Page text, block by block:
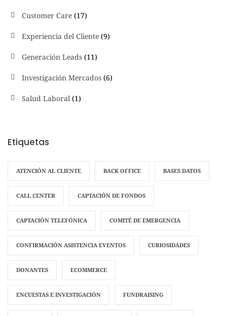
Customer Care (17)
Experiencia del Cliente (9)
Generación Leads (11)
Investigación Mercados (6)
Salud Laboral (1)
Etiquetas
ATENCIÓN AL CLIENTE BACK OFFICE BASES DATOS
CALL CENTER CAPTACIÓN DE FONDOS
CAPTACIÓN TELEFÓNICA COMITÉ DE EMERGENCIA
CONFIRMACIÓN ASISTENCIA EVENTOS CURIOSIDADES
DONANTES ECOMMERCE
ENCUESTAS E INVESTIGACIÓN FUNDRAISING